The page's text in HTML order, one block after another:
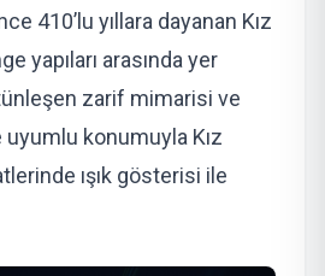
410’lu yıllara dayanan Kız
yapıları arasında yer
zarif mimarisi ve
konumuyla Kız
ışık gösterisi ile